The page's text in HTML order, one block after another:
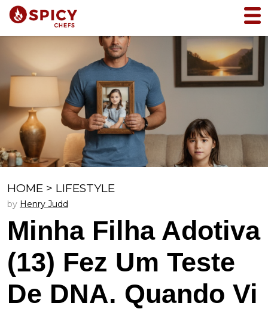
HOME > LIFESTYLE
by Henry Judd
Minha Filha Adotiva
(13) Fez Um Teste
De DNA. Quando Vi